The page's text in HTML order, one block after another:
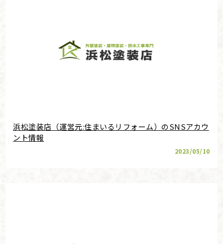
浜松塗装店（運営元:住まいるリフォーム）のSNSアカウ
ント情報
2023/05/10